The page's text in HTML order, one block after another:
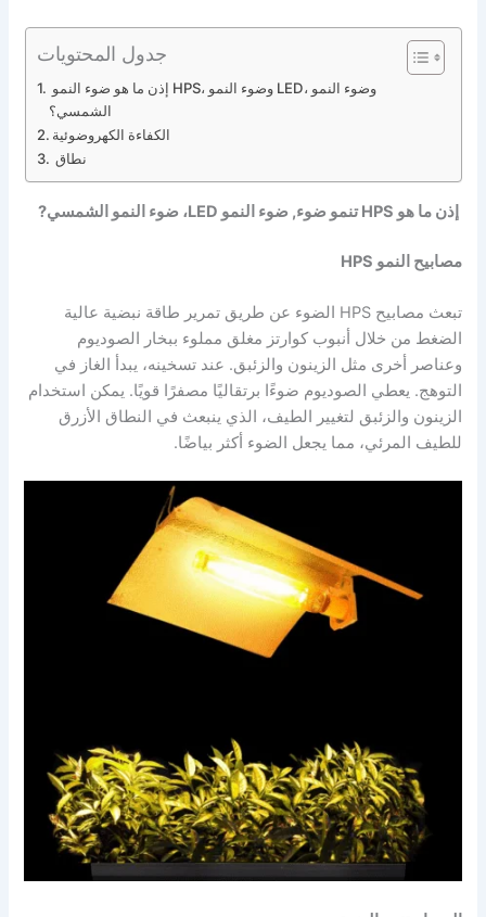
جدول المحتويات
الشمسي؟
الكفاءة الكهروضوئية
نطاق
إذن ما هو HPS تنمو ضوء, ضوء النمو LED، ضوء النمو الشمسي ?
مصابيح النمو HPS
تبعث مصابيح HPS الضوء عن طريق تمرير طاقة نبضية عالية
الضغط من خلال أنبوب كوارتز مغلق مملوء ببخار الصوديوم
وعناصر أخرى مثل الزينون والزئبق. عند تسخينه، يبدأ الغاز في
التوهج. يعطي الصوديوم ضوءًا برتقاليًا مصفرًا قويًا. يمكن استخدام
الزينون والزئبق لتغيير الطيف، الذي ينبعث في النطاق الأزرق
للطيف المرئي، مما يجعل الضوء أكثر بياضًا.